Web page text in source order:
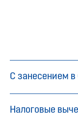
С занесением
Налоговые